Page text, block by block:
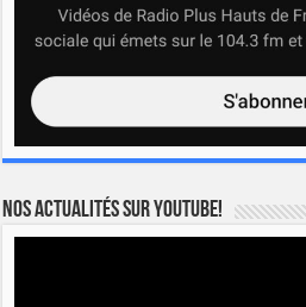
Nos actualités sur YOUTUBE!